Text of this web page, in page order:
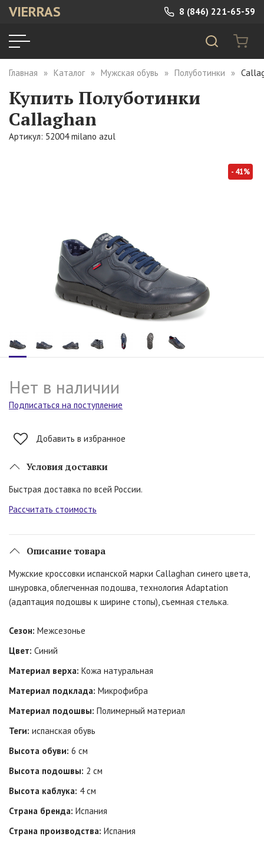
VIERRAS 8 (846) 221-65-59
Главная Каталог Мужская обувь Полуботинки
Купить Полуботинки
Callaghan
Артикул: 52004 milano azul
- 41%
Нет в наличии
Подписаться на поступление
Добавить в избранное
Условия доставки
Быстрая доставка по всей России.
Рассчитать стоимость
Описание товара
Мужские кроссовки испанской марки Callaghan синего цвета,
шнуровка, облегченная подошва, технология Adaptation
(адаптация подошвы к ширине стопы), съемная стелька.
Сезон: Межсезонье
Цвет: Синий
Материал верха: Кожа натуральная
Материал подклада: Микрофибра
Материал подошвы: Полимерный материал
Теги: испанская обувь
Высота обуви: 6 см
Высота подошвы: 2 см
Высота каблука: 4 см
Страна бренда: Испания
Страна производства: Испания